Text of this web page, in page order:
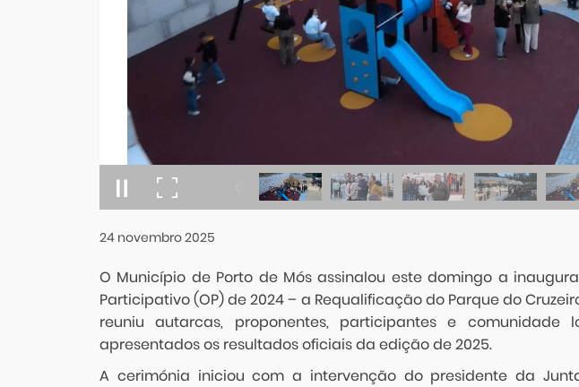
24 novembro2025
O Município de Porto de Mós assinalou este domingo a
Participativo (OP) de 2024 – a Requalificação do Parque do
reuniu autarcas, proponentes, participantes e comunidade
apresentados os resultados oficiais da edição de 2025.
A cerimónia iniciou com a intervenção do presidente da